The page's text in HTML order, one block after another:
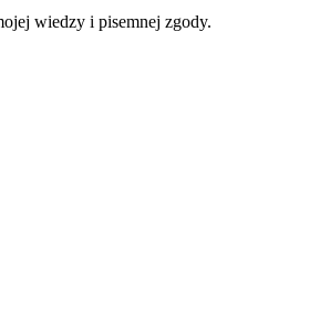
wiedzy i pisemnej zgody.